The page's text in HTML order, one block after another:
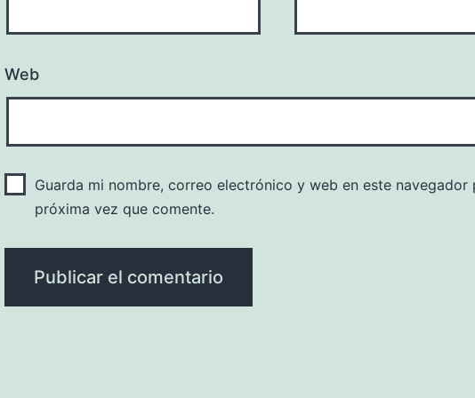
Web
Guarda mi nombre, correo electrónico y web en este navegador
próxima vez que comente.